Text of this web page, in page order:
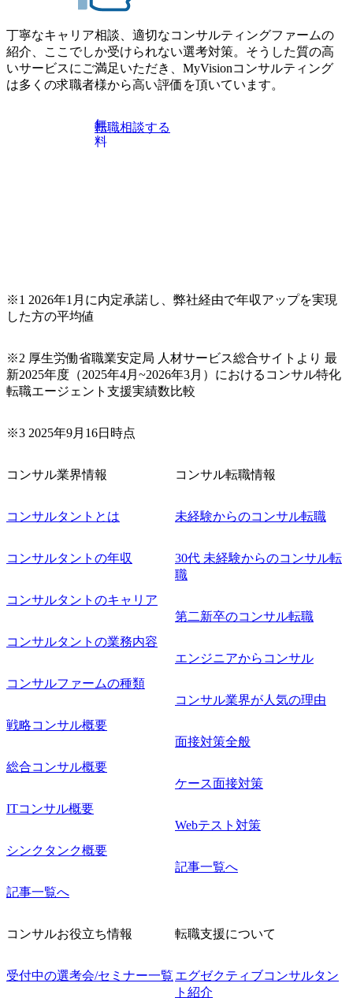
次面接終了後、メールにて合否のご連絡を差し上げます。
一次面接通過の際は、二次面接のお時間もご案内差し上げ
ますので、ご確認下さい。 二次面接結果は、給与明細3ヶ月
分等の書類提出から3日程度を目処に、メールにてご案内差
し上げます。 東京都中央区銀座4丁目12−15 歌舞伎座タワー
7F 大阪府大阪市北区梅田三丁目2番2号 JPタワー大阪17F
上記本社もしくは東京近郊のクライアント先 プロジェクト
により他拠点の案件にリモートで参画いただくこともあり
※設計～開発のご経験(アプリ/インフラ不問) ・プロジェク
トマネジメント経験(3年以上) ・コンサルティングファーム
出身 ・ビジネスレベルの英語力 ・マネジメント経験 ・PM
できる方 ・クライアントや上司、メンバーからの指摘や要
望を素直に受け止め、改善提案できる方
丁寧なキャリア相談、適切なコンサルティングファームの
紹介、ここでしか受けられない選考対策。そうした質の高
いサービスにご満足いただき、MyVisionコンサルティング
は多くの求職者様から高い評価を頂いています。
無
料
転職相談する
※1 2026年1月に内定承諾し、弊社経由で年収アップを実現
した方の平均値
※2 厚生労働省職業安定局 人材サービス総合サイトより 最
新2025年度（2025年4月~2026年3月）におけるコンサル特化
転職エージェント支援実績数比較
※3 2025年9月16日時点
コンサル業界情報
コンサルタントとは
コンサルタントの年収
コンサルタントのキャリア
コンサルタントの業務内容
コンサルファームの種類
戦略コンサル概要
総合コンサル概要
ITコンサル概要
シンクタンク概要
記事一覧へ
コンサル転職情報
未経験からのコンサル転職
30代 未経験からのコンサル転
職
第二新卒のコンサル転職
エンジニアからコンサル
コンサル業界が人気の理由
面接対策全般
ケース面接対策
Webテスト対策
記事一覧へ
コンサルお役立ち情報
受付中の選考会/セミナー一覧
転職支援について
エグゼクティブコンサルタン
ト紹介